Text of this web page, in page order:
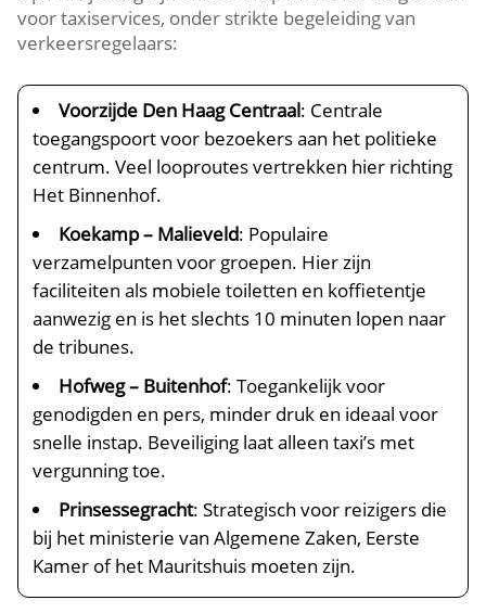
voor taxiservices, onder strikte begeleiding van
verkeersregelaars:
Voorzijde Den Haag Centraal: Centrale
toegangspoort voor bezoekers aan het politieke
centrum. Veel looproutes vertrekken hier richting
Het Binnenhof.
Koekamp – Malieveld: Populaire
verzamelpunten voor groepen. Hier zijn
faciliteiten als mobiele toiletten en koffietentje
aanwezig en is het slechts 10 minuten lopen naar
de tribunes.
Hofweg – Buitenhof: Toegankelijk voor
genodigden en pers, minder druk en ideaal voor
snelle instap. Beveiliging laat alleen taxi’s met
vergunning toe.
Prinsessegracht: Strategisch voor reizigers die
bij het ministerie van Algemene Zaken, Eerste
Kamer of het Mauritshuis moeten zijn.